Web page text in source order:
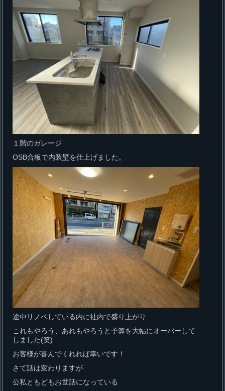
１階のガレージ
OSB合板で内装壁を仕上げました。
途中リノベしている内に社内で盛り上がり
これもやろう、あれもやろうと予算を大幅にオーバーして
しました(笑)
お客様が喜んでくれれば幸いです！
さて話は変わりますが
公私ともどもお世話になっている